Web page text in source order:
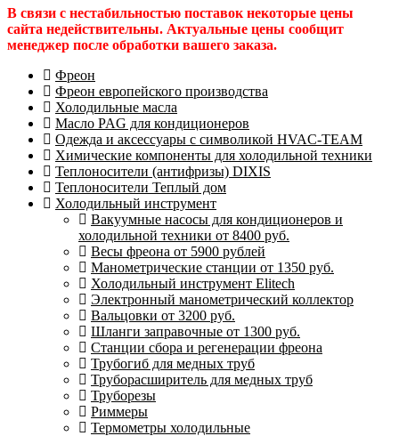
В связи с нестабильностью поставок некоторые цены
сайта недействительны. Актуальные цены сообщит
менеджер после обработки вашего заказа.
Фреон
Фреон европейского производства
Холодильные масла
Масло PAG для кондиционеров
Одежда и аксессуары с символикой HVAC-TEAM
Химические компоненты для холодильной техники
Теплоносители (антифризы) DIXIS
Теплоносители Теплый дом
Холодильный инструмент
Вакуумные насосы для кондиционеров и
холодильной техники от 8400 руб.
Весы фреона от 5900 рублей
Манометрические станции от 1350 руб.
Холодильный инструмент Elitech
Электронный манометрический коллектор
Вальцовки от 3200 руб.
Шланги заправочные от 1300 руб.
Станции сбора и регенерации фреона
Трубогиб для медных труб
Труборасширитель для медных труб
Труборезы
Риммеры
Термометры холодильные